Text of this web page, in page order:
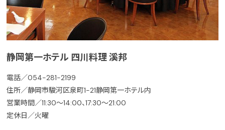
静岡第一ホテル 四川料理 溪邦
電話／054-281-2199
住所／静岡市駿河区泉町1-21静岡第一ホテル内
営業時間／11:30～14:00、17:30～21:00
定休日／火曜